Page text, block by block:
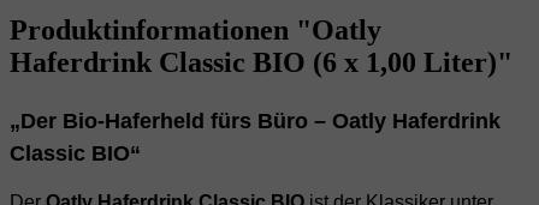
Produktinformationen "Oatly
Haferdrink Classic BIO (6 x 1,00 Liter)"
„Der Bio‑Haferheld fürs Büro – Oatly Haferdrink
Classic BIO“